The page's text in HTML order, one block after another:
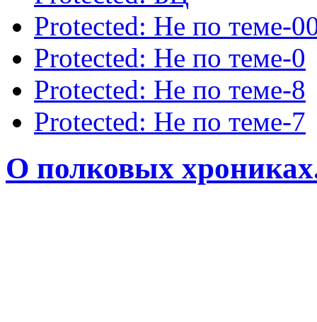
Protected: Не по теме-
Protected: Не по теме-0
Protected: Не по теме-8
Protected: Не по теме-7
О полковых